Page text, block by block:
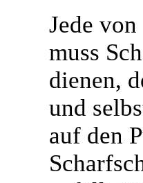
Jede
muss
dienen,
und
auf den